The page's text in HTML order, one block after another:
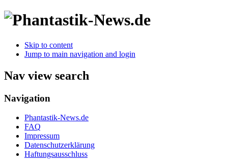
Skip to content
Jump to main navigation and login
Nav view search
Navigation
Phantastik-News.de
FAQ
Impressum
Datenschutzerklärung
Haftungsausschluss